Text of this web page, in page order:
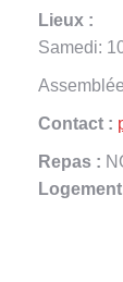
Lieux :
Samedi:
Contact :
Repas :